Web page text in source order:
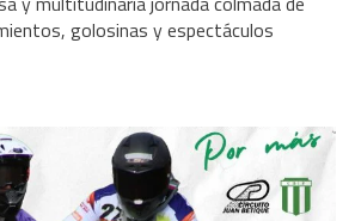
golosinas y espectáculos